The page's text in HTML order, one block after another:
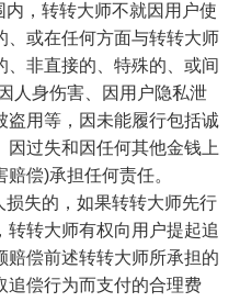
，转转大师不就因用户使
、或在任何方面与转转大师
、非直接的、特殊的、或间
人身伤害、因用户隐私泄
盗用等，因未能履行包括诚
过失和因任何其他金钱上
偿)承担任何责任。
失的，如果转转大师先行
转转大师有权向用户提起追
赔偿前述转转大师所承担的
追偿行为而支付的合理费